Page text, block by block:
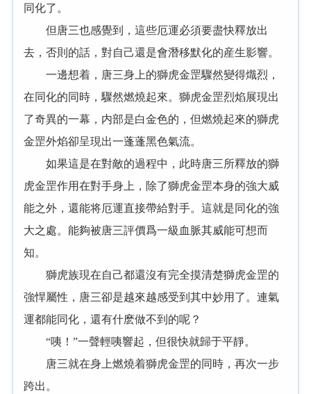
同化了。
但唐三也感覺到，這些厄運必須要盡快釋放出
去，否則的話，對自己還是會潛移默化的産生影響。
一邊想着，唐三身上的獅虎金罡驟然變得熾烈，
在同化的同時，驟然燃燒起來。獅虎金罡烈焰展現出
了奇異的一幕，内部是白金色的，但燃燒起來的獅虎
金罡外焰卻呈現出一蓬蓬黑色氣流。
如果這是在對敵的過程中，此時唐三所釋放的獅
虎金罡作用在對手身上，除了獅虎金罡本身的強大威
能之外，還能将厄運直接帶給對手。這就是同化的強
大之處。能夠被唐三評價爲一級血脈其威能可想而
知。
獅虎族現在自己都還沒有完全摸清楚獅虎金罡的
強悍屬性，唐三卻是越來越感受到其中妙用了。連氣
運都能同化，還有什麽做不到的呢？
“咦！”一聲輕咦響起，但很快就歸于平靜。
唐三就在身上燃燒着獅虎金罡的同時，再次一步
跨出。